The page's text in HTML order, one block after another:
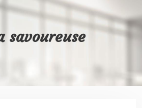
savoureuse